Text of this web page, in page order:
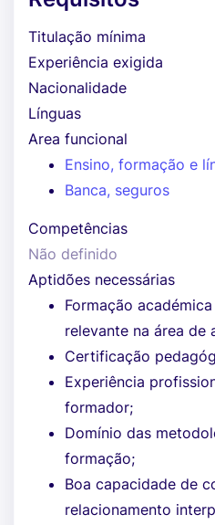
Titulação mínima
Experiência exigida
Nacionalidade
Línguas
Area funcional
Ensino, formação e
Banca, seguros
Competências
Não definido
Aptidões necessárias
Formação
relevante na área de
Certificação
Experiência
formador;
Domínio das
formação;
Boa capacidade de
relacionamento